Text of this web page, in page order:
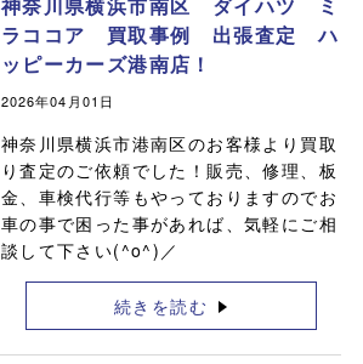
ラココア 買取事例 出張査定 ハ
ッピーカーズ港南店！
2026年04月01日
神奈川県横浜市港南区のお客様より買取
り査定のご依頼でした！販売、修理、板
金、車検代行等もやっておりますのでお
車の事で困った事があれば、気軽にご相
談して下さい(^o^)／
続きを読む